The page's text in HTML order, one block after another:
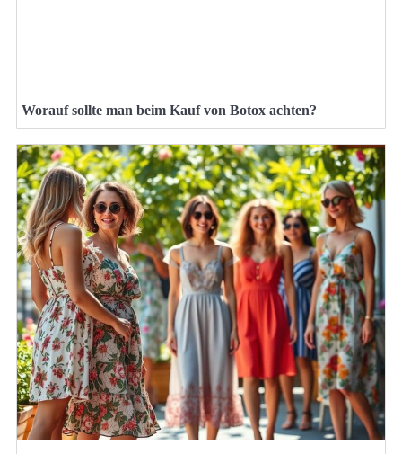
Worauf sollte man beim Kauf von Botox achten?